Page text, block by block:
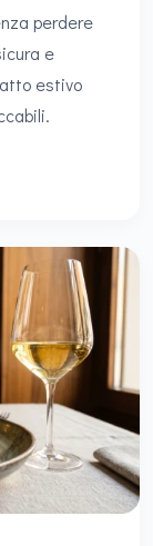
perdere
e
estivo